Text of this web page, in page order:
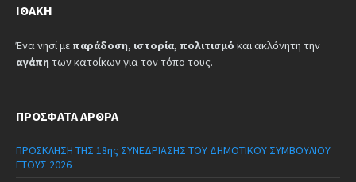
ΙΘΆΚΗ
Ένα νησί με παράδοση, ιστορία, πολιτισμό και ακλόνητη την
αγάπη των κατοίκων για τον τόπο τους.
ΠΡΌΣΦΑΤΑ ΆΡΘΡΑ
ΠΡΟΣΚΛΗΣΗ ΤΗΣ 18ης ΣΥΝΕΔΡΙΑΣΗΣ ΤΟΥ ΔΗΜΟΤΙΚΟΥ ΣΥΜΒΟΥΛΙΟΥ
ΕΤΟΥΣ 2026